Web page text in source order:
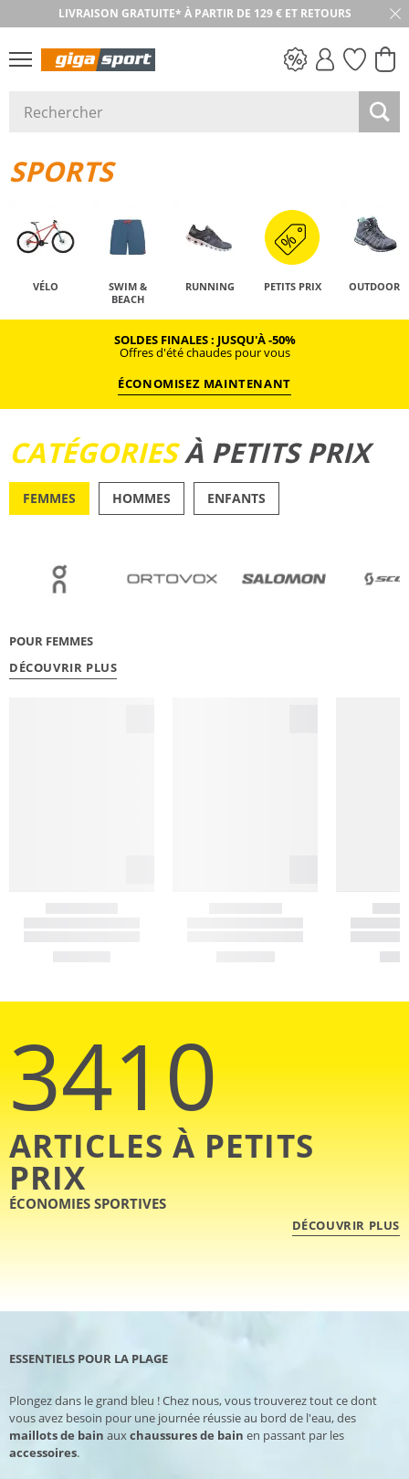
LIVRAISON GRATUITE* À PARTIR DE 129 € ET RETOURS
RETOUR SOUS 30 JOURS
SPORTS
VÉLO
SWIM &
BEACH
RUNNING PETITS PRIX OUTDOOR
SOLDES FINALES : JUSQU'À -50%
Offres d'été chaudes pour vous
ÉCONOMISEZ MAINTENANT
CATÉGORIESÀ PETITS PRIX
FEMMES HOMMES ENFANTS
POUR FEMMES
DÉCOUVRIR PLUS
3410
ARTICLES À PETITS
PRIX
ÉCONOMIES SPORTIVES
DÉCOUVRIR PLUS
ESSENTIELS POUR LA PLAGE
Plongez dans le grand bleu ! Chez nous, vous trouverez tout ce dont
vous avez besoin pour une journée réussie au bord de l'eau, des
maillots de bain auxchaussures de bain en passant par les
accessoires.